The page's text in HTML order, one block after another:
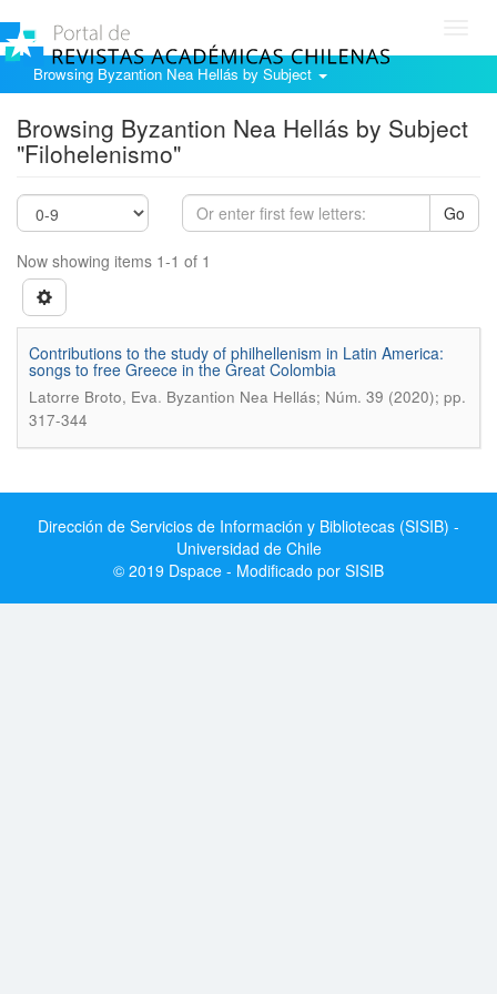
Browsing Byzantion Nea Hellás by Subject
Browsing Byzantion Nea Hellás by Subject
"Filohelenismo"
Go
Now showing items 1-1 of 1
Contributions to the study of philhellenism in Latin America:
songs to free Greece in the Great Colombia
Latorre Broto, Eva. Byzantion Nea Hellás; Núm. 39 (2020); pp.
317-344
Dirección de Servicios de Información y Bibliotecas (SISIB) -
Universidad de Chile
© 2019 Dspace - Modificado por SISIB